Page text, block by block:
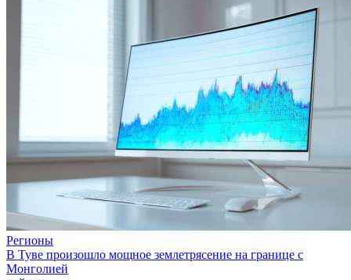
Регионы
В Туве произошло мощное землетрясение на границе с
Монголией